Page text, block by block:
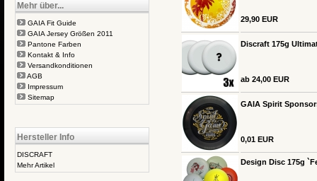
Mehr über...
GAIA Fit Guide
GAIA Jersey Größen 2011
Pantone Farben
Kontakt & Info
Versandkonditionen
AGB
Impressum
Sitemap
Hersteller Info
DISCRAFT
Mehr Artikel
29,90 EUR
Discraft 175g
ab 24,00 EUR
GAIA Spirit
0,01 EUR
Design Disc 175g